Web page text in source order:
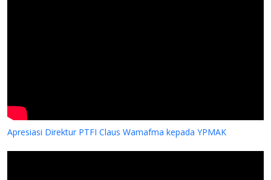
Apresiasi Direktur PTFI Claus Wamafma kepada YPMAK